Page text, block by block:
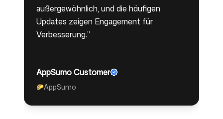
außergewöhnlich, und die häufigen
Updates zeigen Engagement für
Verbesserung.”
AppSumo Customer
🌮AppSumo